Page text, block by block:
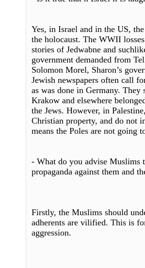
Yes, in Israel and in the US,
the holocaust. The WWII
stories of Jedwabne and
government demanded from
Solomon Morel, Sharon’s
Jewish newspapers often call
as was done in Germany. They
Krakow and elsewhere
the Jews. However, in
Christian property, and do not
means the Poles are not going
- What do you advise Muslims
propaganda against them and
Firstly, the Muslims should
adherents are vilified. This is
aggression.